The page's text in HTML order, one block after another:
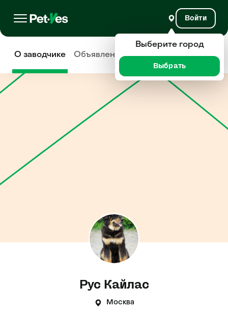
Войти
О заводчике Объявления Отзывы
Рус Кайлас
Москва
Выберите город
Выбрать